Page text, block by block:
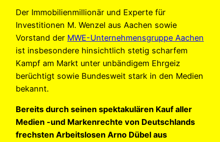
Der Immobilienmillionär und Experte für
Investitionen M. Wenzel aus Aachen sowie
Vorstand der MWE-Unternehmensgruppe Aachen
ist insbesondere hinsichtlich stetig scharfem
Kampf am Markt unter unbändigem Ehrgeiz
berüchtigt sowie Bundesweit stark in den Medien
bekannt.
Bereits durch seinen spektakulären Kauf aller
Medien -und Markenrechte von Deutschlands
frechsten Arbeitslosen Arno Dübel aus